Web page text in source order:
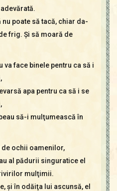
nu poate să tacă, chiar da-
frig. Şi să moară de
va face binele pentru ca să i
apa pentru ca să i se
să-i mulţumească în
de ochii oamenilor,
al pădurii singuratice el
mulţimii.
şi în odăiţa lui ascunsă, el